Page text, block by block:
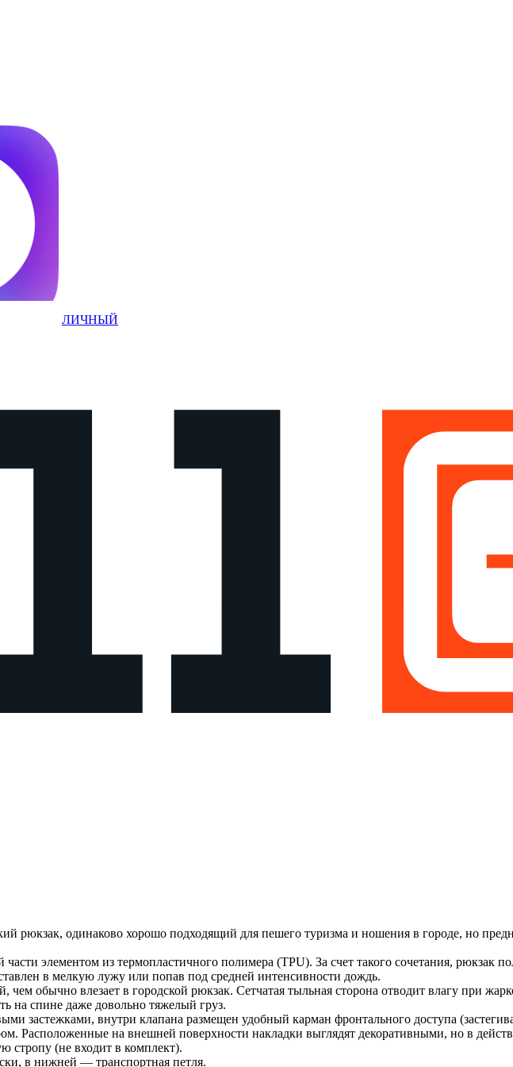
ЛИЧНЫЙ
одинаково хорошо подходящий для пешего туризма и ношения в городе, но
элементом из термопластичного полимера (TPU). За счет такого сочетания, рюкзак
в мелкую лужу или попав под средней интенсивности дождь.
чем обычно влезает в городской рюкзак. Сетчатая тыльная сторона отводит влагу при
на спине даже довольно тяжелый груз.
застежками, внутри клапана размещен удобный карман фронтального доступа
Расположенные на внешней поверхности накладки выглядят декоративными, но в
стропу (не входит в комплект).
в нижней — транспортная петля.